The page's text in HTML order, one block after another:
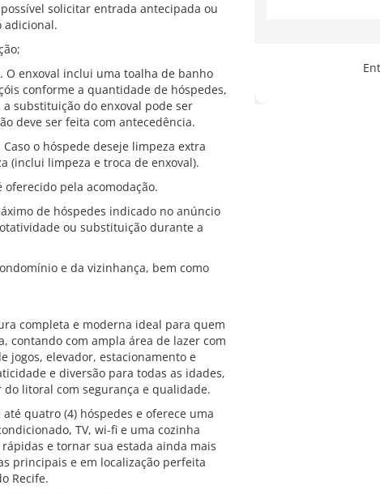
solicitar entrada antecipada ou
adicional.
O enxoval inclui uma toalha de banho
conforme a quantidade de hóspedes,
substituição do enxoval pode ser
deve ser feita com antecedência.
o hóspede deseje limpeza extra
(inclui limpeza e troca de enxoval).
pela acomodação.
de hóspedes indicado no anúncio
ou substituição durante a
e da vizinhança, bem como
completa e moderna ideal para quem
contando com ampla área de lazer com
jogos, elevador, estacionamento e
e diversão para todas as idades,
litoral com segurança e qualidade.
quatro (4) hóspedes e oferece uma
TV, wi-fi e uma cozinha
e tornar sua estada ainda mais
principais e em localização perfeita
Recife.